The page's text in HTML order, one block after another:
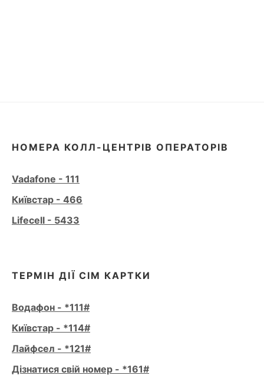
НОМЕРА КОЛЛ-ЦЕНТРІВ ОПЕРАТОРІВ
Vadafone - 111
Київстар - 466
Lifecell - 5433
ТЕРМІН ДІЇ СІМ КАРТКИ
Водафон - *111#
Київстар - *114#
Лайфсел - *121#
Дізнатися свій номер - *161#